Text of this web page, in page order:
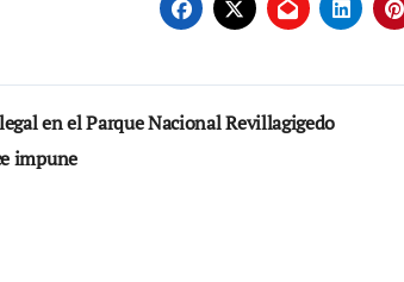
en el Parque Nacional Revillagigedo
impune